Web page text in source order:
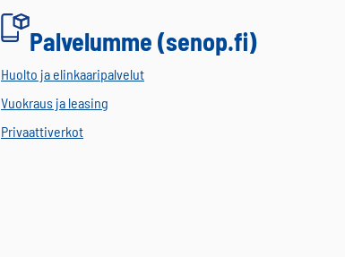
Palvelumme (senop.fi)
Huolto ja elinkaaripalvelut
Vuokraus ja leasing
Privaattiverkot